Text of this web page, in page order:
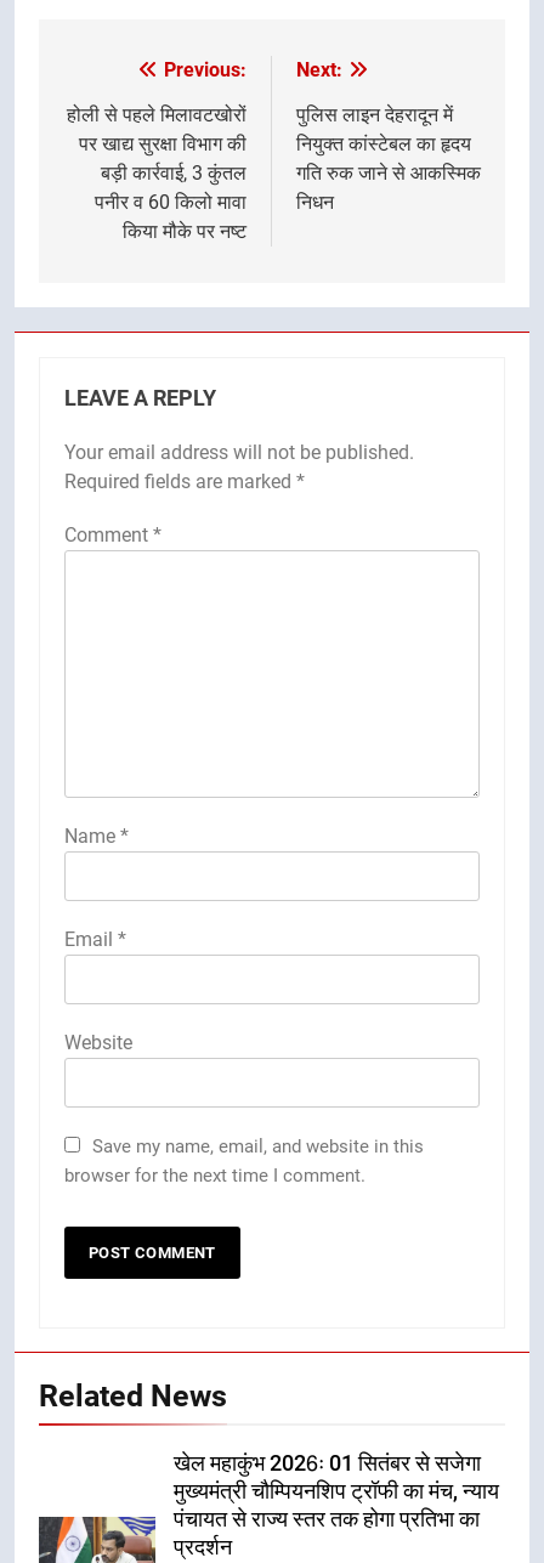
navigation
Previous:
होली से पहले मिलावटखोरों
पर खाद्य सुरक्षा विभाग की
बड़ी कार्रवाई, 3 कुंतल
पनीर व 60 किलो मावा
किया मौके पर नष्ट
Next:
पुलिस लाइन देहरादून में
नियुक्त कांस्टेबल का हृदय
गति रुक जाने से आकस्मिक
निधन
LEAVE A REPLY
Your email address will not be published.
Required fields are marked *
Comment *
Name *
Email *
Website
Save my name, email, and website in this
browser for the next time I comment.
Related News
खेल महाकुंभ 2026ः 01 सितंबर से सजेगा
मुख्यमंत्री चौम्पियनशिप ट्रॉफी का मंच, न्याय
पंचायत से राज्य स्तर तक होगा प्रतिभा का
प्रदर्शन